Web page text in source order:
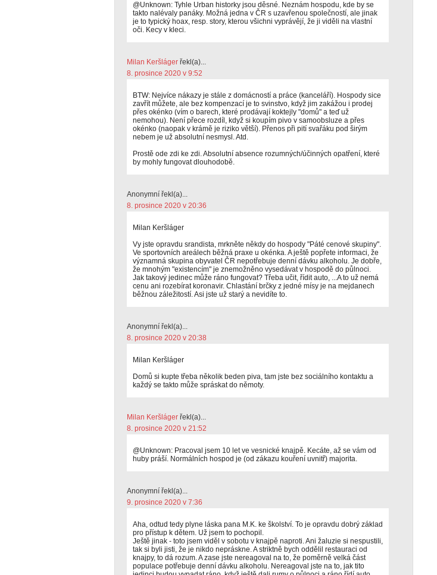
@Unknown: Tyhle Urban historky jsou děsné. Neznám hospodu, kde by se
takto nalévaly panáky. Možná jedna v ČR s uzavřenou společností, ale jinak
je to typický hoax, resp. story, kterou všichni vyprávějí, že ji viděli na vlastní
oči. Kecy v kleci.
Milan Keršláger řekl(a)...
8. prosince 2020 v 9:52
BTW: Nejvíce nákazy je stále z domácností a práce (kanceláří). Hospody sice
zavřít můžete, ale bez kompenzací je to svinstvo, když jim zakážou i prodej
přes okénko (vím o barech, které prodávají koktejly "domů" a teď už
nemohou). Není přece rozdíl, když si koupím pivo v samoobsluze a přes
okénko (naopak v krámě je riziko větší). Přenos při pití svařáku pod širým
nebem je už absolutní nesmysl. Atd.
Prostě ode zdi ke zdi. Absolutní absence rozumných/účinných opatření, které
by mohly fungovat dlouhodobě.
Anonymní řekl(a)...
8. prosince 2020 v 20:36
Milan Keršláger
Vy jste opravdu srandista, mrkněte někdy do hospody "Páté cenové skupiny".
Ve sportovních areálech běžná praxe u okénka. A ještě popřete informaci, že
významná skupina obyvatel ČR nepotřebuje denní dávku alkoholu. Je dobře,
že mnohým "existencím" je znemožněno vysedávat v hospodě do půlnoci.
Jak takový jedinec může ráno fungovat? Třeba učit, řídit auto, ...A to už nemá
cenu ani rozebírat koronavir. Chlastání brčky z jedné mísy je na mejdanech
běžnou záležitostí. Asi jste už starý a nevidíte to.
Anonymní řekl(a)...
8. prosince 2020 v 20:38
Milan Keršláger
Domů si kupte třeba několik beden piva, tam jste bez sociálního kontaktu a
každý se takto může spráskat do němoty.
Milan Keršláger řekl(a)...
8. prosince 2020 v 21:52
@Unknown: Pracoval jsem 10 let ve vesnické knajpě. Kecáte, až se vám od
huby práší. Normálních hospod je (od zákazu kouření uvnitř) majorita.
Anonymní řekl(a)...
9. prosince 2020 v 7:36
Aha, odtud tedy plyne láska pana M.K. ke školství. To je opravdu dobrý základ
pro přístup k dětem. Už jsem to pochopil.
Ještě jinak - toto jsem viděl v sobotu v knajpě naproti. Ani žaluzie si nespustili,
tak si byli jisti, že je nikdo nepráskne. A striktně bych oddělil restauraci od
knajpy, to dá rozum. A zase jste nereagoval na to, že poměrně velká část
populace potřebuje denní dávku alkoholu. Nereagoval jste na to, jak tito